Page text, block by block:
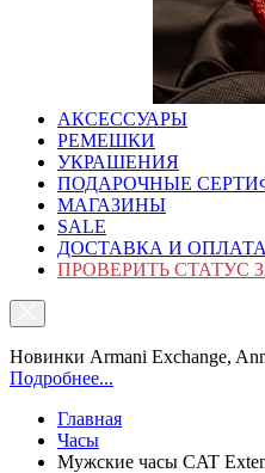
АКСЕССУАРЫ
РЕМЕШКИ
УКРАШЕНИЯ
ПОДАРОЧНЫЕ
МАГАЗИНЫ
SALE
ДОСТАВКА И ОПЛАТА
ПРОВЕРИТЬ СТАТУС
Новинки Armani Exchange,
Подробнее...
Главная
Часы
Мужские часы CAT